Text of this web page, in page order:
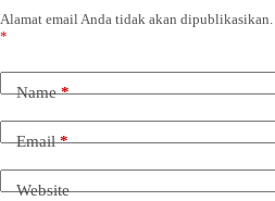
Alamat email Anda tidak akan dipublikasikan.
*
Name*
Email*
Website